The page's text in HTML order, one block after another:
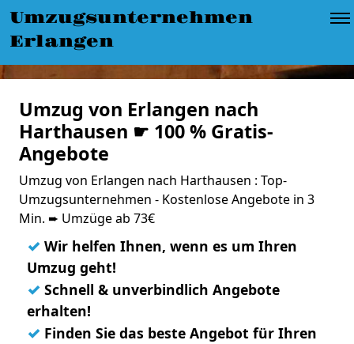
Umzugsunternehmen
Erlangen
Umzug von Erlangen nach
Harthausen ☛ 100 % Gratis-
Angebote
Umzug von Erlangen nach Harthausen : Top-
Umzugsunternehmen - Kostenlose Angebote in 3
Min. ➨ Umzüge ab 73€
✓ Wir helfen Ihnen, wenn es um Ihren
Umzug geht!
✓ Schnell & unverbindlich Angebote
erhalten!
✓ Finden Sie das beste Angebot für Ihren